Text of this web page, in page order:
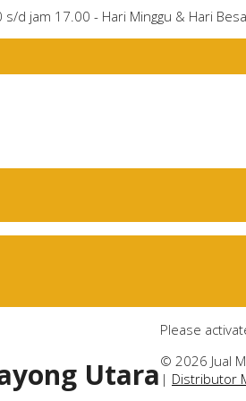
d jam 17.00 - Hari Minggu & Hari
Utara
Please
© 2026 Jual
| Distributor